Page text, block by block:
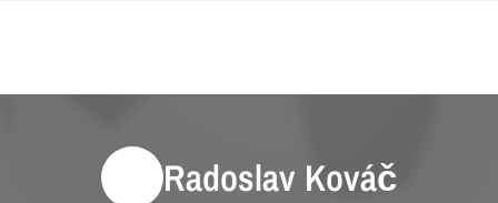
Radoslav Kováč